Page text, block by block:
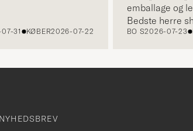
31 KØBER 2026-07-22
emballage og let
Bedste herre
BO S2026-07-23